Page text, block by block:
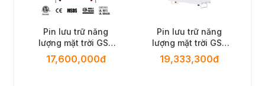
Pin lưu trữ năng
lượng mặt trời GSL
Energy GSL051100A-
B-GBP2
17,600,000đ
Pin lưu trữ năng
lượng mặt trời GSL
Energy
GSL051200A-B-
19,333,300đ